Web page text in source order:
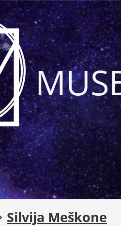
Silvija Meškone